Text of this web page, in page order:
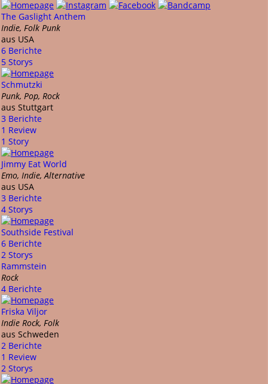
The Gaslight Anthem
Indie, Folk Punk
aus USA
6 Berichte
5 Storys
Schmutzki
Punk, Pop, Rock
aus Stuttgart
3 Berichte
1 Review
1 Story
Jimmy Eat World
Emo, Indie, Alternative
aus USA
3 Berichte
4 Storys
Southside Festival
6 Berichte
2 Storys
Rammstein
Rock
4 Berichte
Friska Viljor
Indie Rock, Folk
aus Schweden
2 Berichte
1 Review
2 Storys